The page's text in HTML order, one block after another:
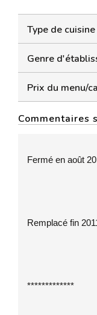
Type de cuisine
Genre
Prix du menu/
Commentaires
Fermé en août
Remplacé fin
*************